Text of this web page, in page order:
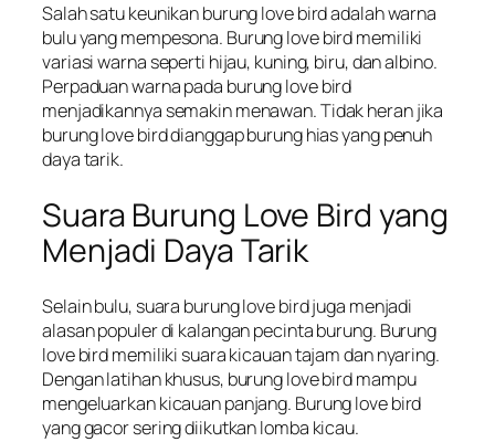
Salah satu keunikan burung love bird adalah warna
bulu yang mempesona. Burung love bird memiliki
variasi warna seperti hijau, kuning, biru, dan albino.
Perpaduan warna pada burung love bird
menjadikannya semakin menawan. Tidak heran jika
burung love bird dianggap burung hias yang penuh
daya tarik.
Suara Burung Love Bird yang
Menjadi Daya Tarik
Selain bulu, suara burung love bird juga menjadi
alasan populer di kalangan pecinta burung. Burung
love bird memiliki suara kicauan tajam dan nyaring.
Dengan latihan khusus, burung love bird mampu
mengeluarkan kicauan panjang. Burung love bird
yang gacor sering diikutkan lomba kicau.